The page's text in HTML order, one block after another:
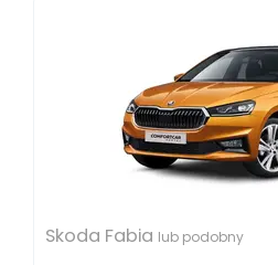
Skoda Fabia lub podobny